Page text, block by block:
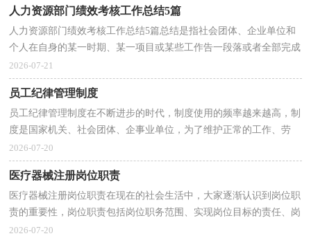
人力资源部门绩效考核工作总结5篇
人力资源部门绩效考核工作总结5篇总结是指社会团体、企业单位和
个人在自身的某一时期、某一项目或某些工作告一段落或者全部完成
后进行回顾检查、分析评价，从而肯定成绩，得到...
2026-07-21
员工纪律管理制度
员工纪律管理制度在不断进步的时代，制度使用的频率越来越高，制
度是国家机关、社会团体、企事业单位，为了维护正常的工作、劳
动、学习、生活的秩序，保证国家各项政策的顺利执行和...
2026-07-20
医疗器械注册岗位职责
医疗器械注册岗位职责在现在的社会生活中，大家逐渐认识到岗位职
责的重要性，岗位职责包括岗位职务范围、实现岗位目标的责任、岗
位环境、岗位任职资格及各个岗位之间的相互关系...
2026-07-20